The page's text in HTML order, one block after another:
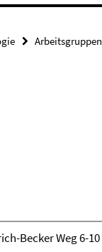
Arbeitsgruppen
Becker Weg 6-10